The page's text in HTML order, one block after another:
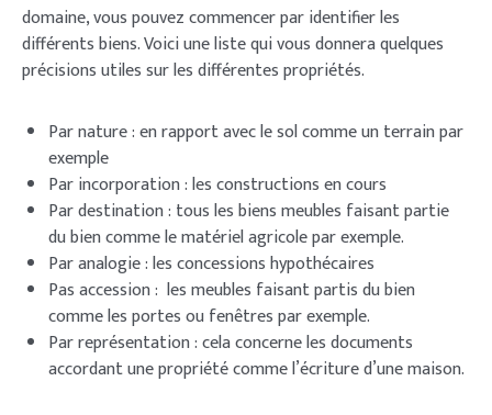
domaine, vous pouvez commencer par identifier les
différents biens. Voici une liste qui vous donnera quelques
précisions utiles sur les différentes propriétés.
Par nature : en rapport avec le sol comme un terrain par
exemple
Par incorporation : les constructions en cours
Par destination : tous les biens meubles faisant partie
du bien comme le matériel agricole par exemple.
Par analogie : les concessions hypothécaires
Pas accession : les meubles faisant partis du bien
comme les portes ou fenêtres par exemple.
Par représentation : cela concerne les documents
accordant une propriété comme l’écriture d’une maison.